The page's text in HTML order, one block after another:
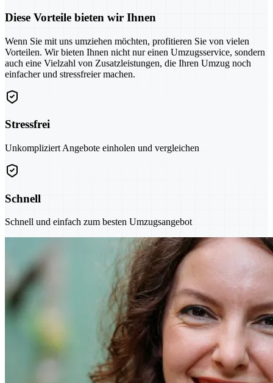
Diese Vorteile bieten wir Ihnen
Wenn Sie mit uns umziehen möchten, profitieren Sie von vielen
Vorteilen. Wir bieten Ihnen nicht nur einen Umzugsservice, sondern
auch eine Vielzahl von Zusatzleistungen, die Ihren Umzug noch
einfacher und stressfreier machen.
Stressfrei
Unkompliziert Angebote einholen und vergleichen
Schnell
Schnell und einfach zum besten Umzugsangebot